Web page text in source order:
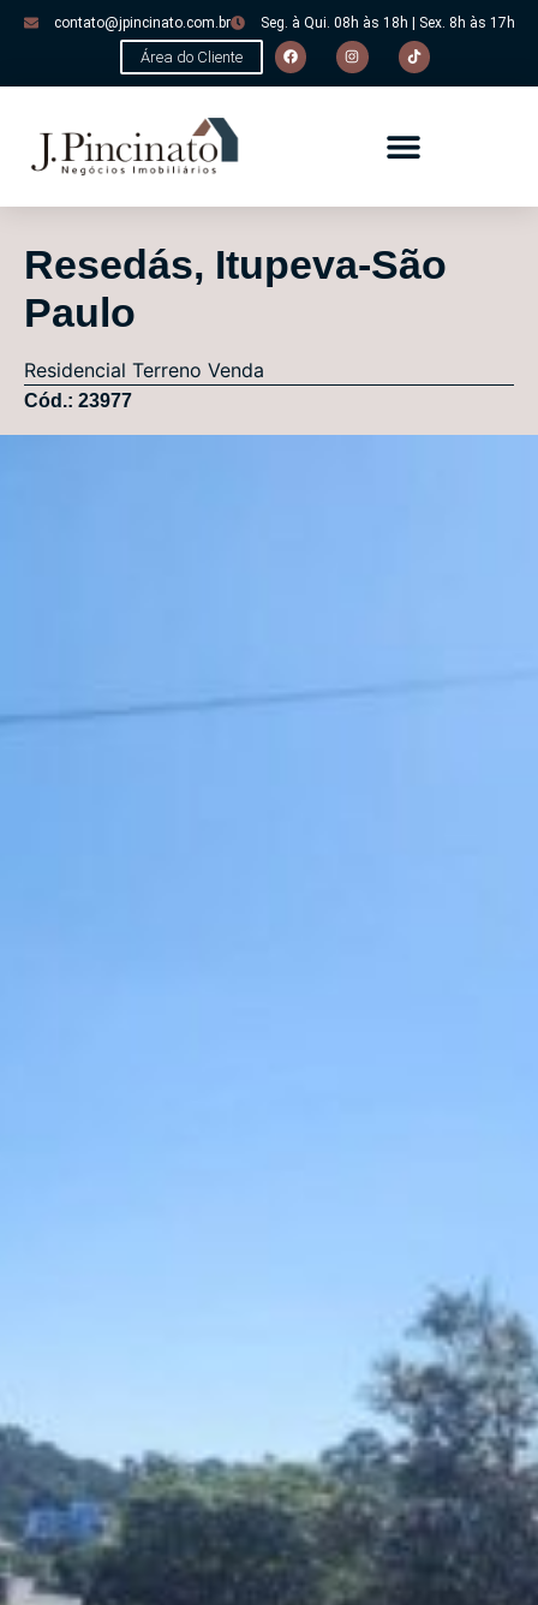
contato@jpincinato.com.br Seg. à Qui. 08h às 18h | Sex. 8h às 17h
Área do Cliente
Resedás, Itupeva-São
Paulo
Residencial Terreno Venda
Cód.: 23977